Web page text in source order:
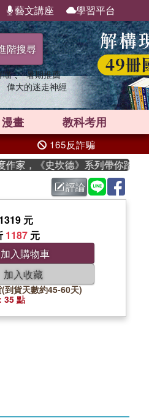
藝文講座 學習平台
階搜尋
喵 、 暑期推薦
偉大的迷走神經
漫畫 教科考用
165反詐騙
《史坎德》系列帶你踏上熱血
評論
元
1187 元
加入購物車
加入收藏
到貨天數約45-60天)
35 點